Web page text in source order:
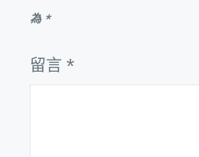
為 *
留言 *